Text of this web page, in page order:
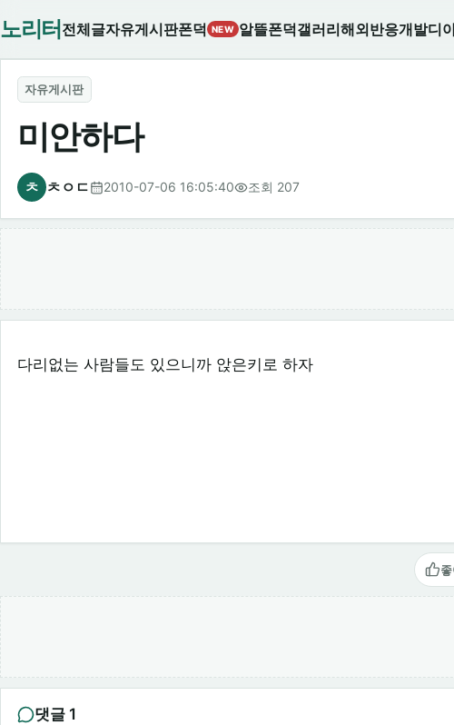
노리터 전체글자유게시판폰덕 NEW 알뜰폰덕갤러리해외반응개발디
자유게시판
미안하다
ㅊ ㅊㅇㄷ 2010-07-06 16:05:40 조회 207
다리없는 사람들도 있으니까 앉은키로 하자
댓글 1